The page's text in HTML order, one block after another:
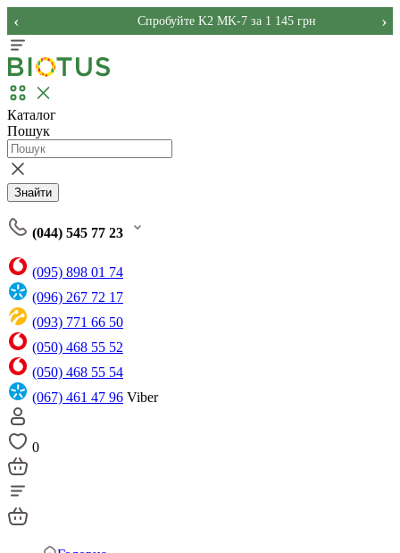
Спробуйте K2 MK-7 за 1 145 грн
‹ ›
Каталог
Пошук
Знайти
(044) 545 77 23
(095) 898 01 74
(096) 267 72 17
(093) 771 66 50
(050) 468 55 52
(050) 468 55 54
(067) 461 47 96 Viber
0